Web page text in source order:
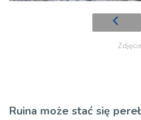
Ruina może stać się